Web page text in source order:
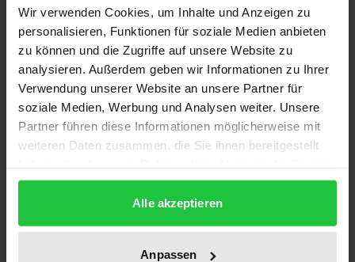
Wir verwenden Cookies, um Inhalte und Anzeigen zu
personalisieren, Funktionen für soziale Medien anbieten
zu können und die Zugriffe auf unsere Website zu
analysieren. Außerdem geben wir Informationen zu Ihrer
Verwendung unserer Website an unsere Partner für
soziale Medien, Werbung und Analysen weiter. Unsere
Partner führen diese Informationen möglicherweise mit
weiteren Daten zusammen, die Sie ihnen bereitgestellt
gesammelt haben.
Alle akzeptieren
Anpassen
Erträge erwirtschaftet werden sollen oder wenn
Risiken von Anlagestrategien bewußt gemacht und
begrenzt werden sollen, kommen quantitative
statistische Methoden ins Spiel. Sie helfen etwa im
Bereich des Risikomanagements, schwerwiegende
Fehler, die im Extremfall Bankpleiten nach sich
ziehen können, zu vermeiden. In drei Beiträgen wird
der Value-at-Risk-Ansatz weiterentwickelt und damit
die verbesserte Risiko- und Performancemessung
von Portfolios ermöglicht. Dem Bedürfnis der
Kapitalanleger nach hoher Rendite dienen die in